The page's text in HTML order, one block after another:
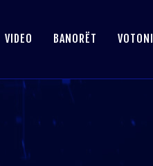
VIDEO BANORËT VOTONI